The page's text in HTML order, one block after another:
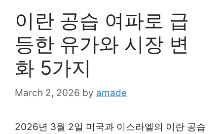
이란 공습 여파로 급
등한 유가와 시장 변
화 5가지
March 2, 2026 by amade
2026년 3월 2일 미국과 이스라엘의 이란 공습